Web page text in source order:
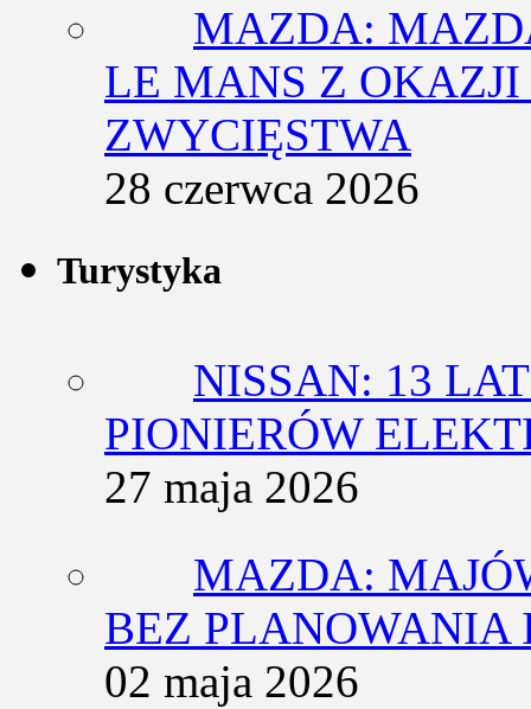
MAZDA:
LE MANS Z
ZWYCIĘSTWA
28 czerwca 2026
Turystyka
NISSAN: 13
PIONIERÓW
27 maja 2026
MAZDA:
BEZ PLANOWANIA
02 maja 2026